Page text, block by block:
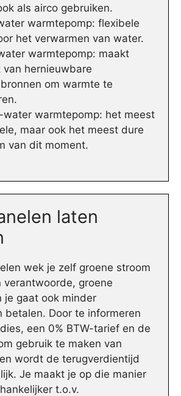
als airco gebruiken.
warmtepomp: flexibele
het verwarmen van water.
warmtepomp: maakt
van hernieuwbare
om warmte te
water warmtepomp: het meest
maar ook het meest dure
van dit moment.
laten
wek je zelf groene stroom
verantwoorde, groene
je gaat ook minder
betalen. Door te informeren
een 0% BTW-tarief en de
gebruik te maken van
wordt de terugverdientijd
Je maakt je op die manier
t.o.v.